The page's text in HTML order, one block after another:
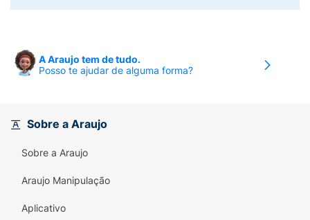
A Araujo tem de tudo.
Posso te ajudar de alguma forma?
Sobre a Araujo
Sobre a Araujo
Araujo Manipulação
Aplicativo